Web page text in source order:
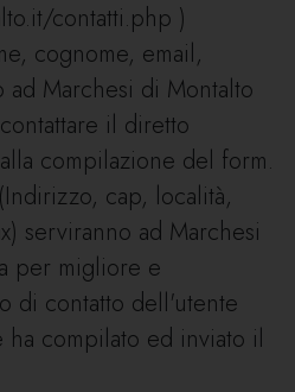
contatti.php )
cognome, email,
ad Marchesi di Montalto
il diretto
compilazione del form.
cap, località,
serviranno ad Marchesi
per migliore e
di contatto dell'utente
compilato ed inviato il